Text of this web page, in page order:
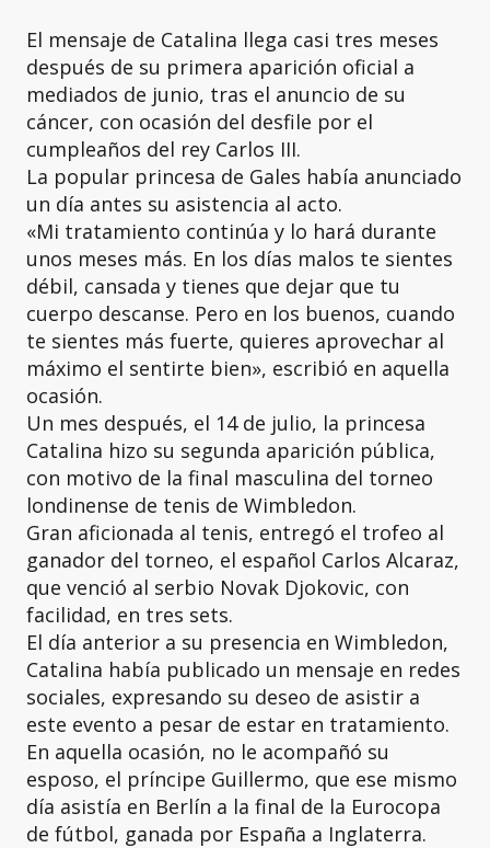
El mensaje de Catalina llega casi tres meses
después de su primera aparición oficial a
mediados de junio, tras el anuncio de su
cáncer, con ocasión del desfile por el
cumpleaños del rey Carlos III.
La popular princesa de Gales había anunciado
un día antes su asistencia al acto.
«Mi tratamiento continúa y lo hará durante
unos meses más. En los días malos te sientes
débil, cansada y tienes que dejar que tu
cuerpo descanse. Pero en los buenos, cuando
te sientes más fuerte, quieres aprovechar al
máximo el sentirte bien», escribió en aquella
ocasión.
Un mes después, el 14 de julio, la princesa
Catalina hizo su segunda aparición pública,
con motivo de la final masculina del torneo
londinense de tenis de Wimbledon.
Gran aficionada al tenis, entregó el trofeo al
ganador del torneo, el español Carlos Alcaraz,
que venció al serbio Novak Djokovic, con
facilidad, en tres sets.
El día anterior a su presencia en Wimbledon,
Catalina había publicado un mensaje en redes
sociales, expresando su deseo de asistir a
este evento a pesar de estar en tratamiento.
En aquella ocasión, no le acompañó su
esposo, el príncipe Guillermo, que ese mismo
día asistía en Berlín a la final de la Eurocopa
de fútbol, ganada por España a Inglaterra.